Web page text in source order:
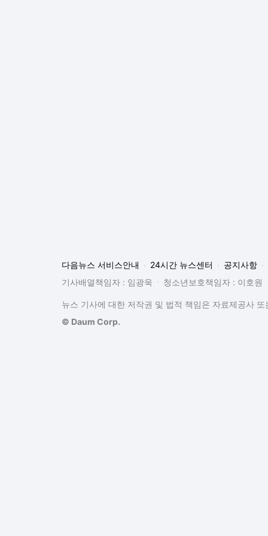
다음뉴스 서비스안내 24시간 뉴스센터
공지사항
기사배열책임자 : 임광욱
청소년보호책임자 : 이호원
뉴스 기사에 대한 저작권 및 법적 책임은 자료제공사
© Daum Corp.